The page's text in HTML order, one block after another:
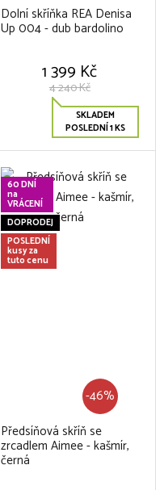
Dolní skříňka REA Denisa
Up 004 - dub bardolino
1 399 Kč
4 240 Kč
SKLADEM
POSLEDNÍ 1 KS
60 DNÍ
na
VRÁCENÍ
DOPRODEJ
POSLEDNÍ
kusy za
tuto cenu
-46%
Předsíňová skříň se
zrcadlem Aimee - kašmír,
černá